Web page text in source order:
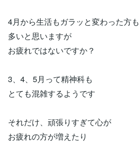
4月から生活もガラッと変わった方も
多いと思いますが
お疲れではないですか？
3、4、5月って精神科も
とても混雑するようです
それだけ、頑張りすぎて心が
お疲れの方が増えたり